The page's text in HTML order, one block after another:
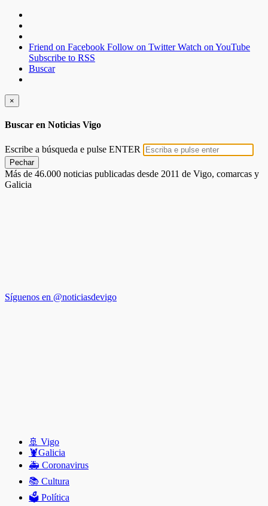
Friend on Facebook Follow on Twitter Watch on YouTube
Subscribe to RSS
Buscar
×
Buscar en Noticias Vigo
Escribe a búsqueda e pulse ENTER
Pechar
Más de 46.000 noticias publicadas desde 2011 de Vigo, comarcas y
Galicia
Síguenos en @noticiasdevigo
🚢 Vigo
🦞️Galicia
🚑 Coronavirus
📚 Cultura
🗳️ Política